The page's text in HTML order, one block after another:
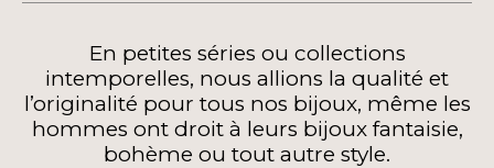
En petites séries ou collections
intemporelles, nous allions la qualité et
l’originalité pour tous nos bijoux, même les
hommes ont droit à leurs bijoux fantaisie,
bohème ou tout autre style.